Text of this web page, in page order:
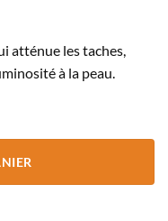
atténue les taches,
à la peau.